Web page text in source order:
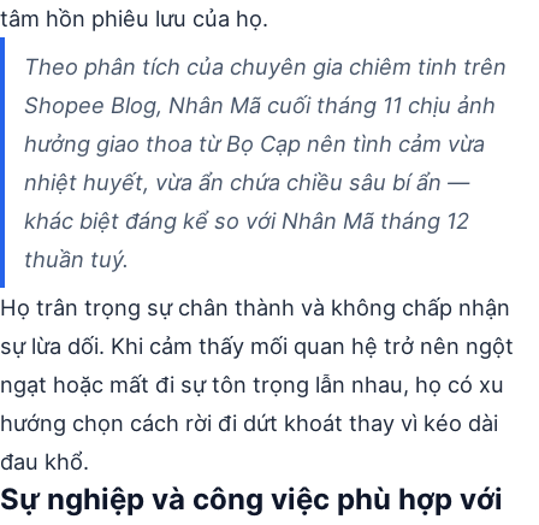
tâm hồn phiêu lưu của họ.
Theo phân tích của chuyên gia chiêm tinh trên
Shopee Blog, Nhân Mã cuối tháng 11 chịu ảnh
hưởng giao thoa từ Bọ Cạp nên tình cảm vừa
nhiệt huyết, vừa ẩn chứa chiều sâu bí ẩn —
khác biệt đáng kể so với Nhân Mã tháng 12
thuần tuý.
Họ trân trọng sự chân thành và không chấp nhận
sự lừa dối. Khi cảm thấy mối quan hệ trở nên ngột
ngạt hoặc mất đi sự tôn trọng lẫn nhau, họ có xu
hướng chọn cách rời đi dứt khoát thay vì kéo dài
đau khổ.
Sự nghiệp và công việc phù hợp với